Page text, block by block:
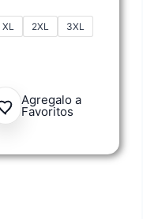
XL 2XL
3XL
Agregalo a
Favoritos